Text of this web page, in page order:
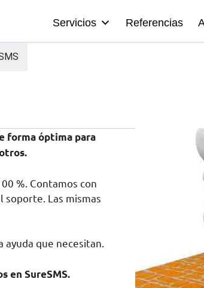
Servicios Referencias
forma óptima para
%. Contamos con
soporte. Las mismas
que necesitan.
en SureSMS.